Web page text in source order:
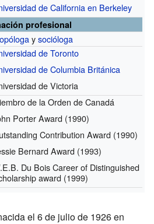
de California en Berkeley
profesional
ysocióloga
de Toronto
de Columbia Británica
de Victoria
de la Orden de Canadá
Porter Award (1990)
Contribution Award (1990)
Bernard Award (1993)
Du Bois Career of Distinguished
award (1999)
el 6 de julio de 1926 en